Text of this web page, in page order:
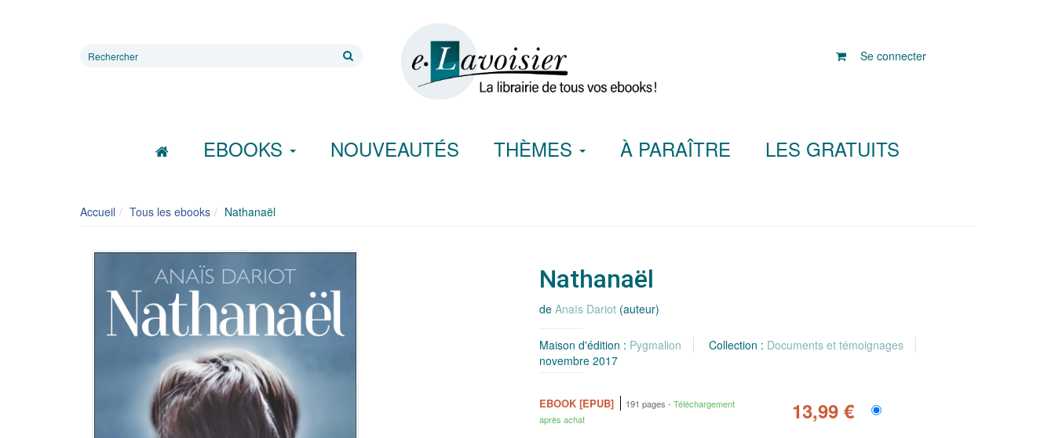
Rechercher
Se connecter
EBOOKS NOUVEAUTÉS THÈMES À PARAÎTRE LES GRATUITS
Accueil Tous les ebooks Nathanaël
Nathanaël
de Anaïs Dariot (auteur)
Maison d'édition : Pygmalion Collection : Documents et témoignages
novembre 2017
EBOOK [EPUB] 191 pages
Téléchargement
après achat
13,99 €